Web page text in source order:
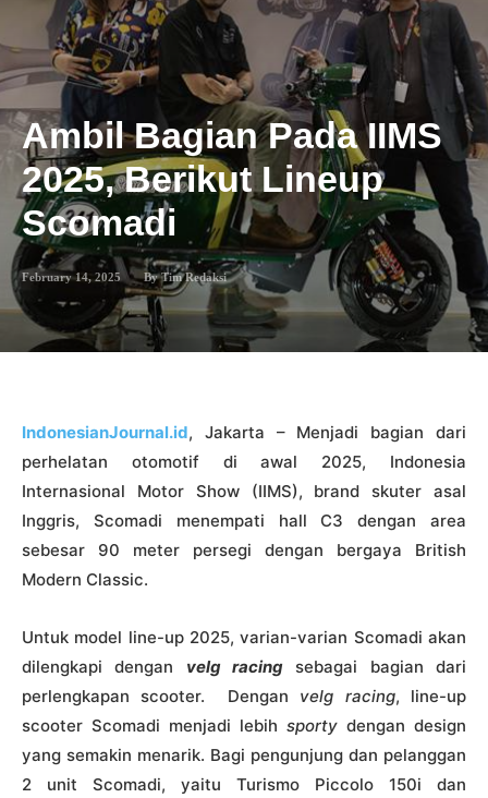
Ambil Bagian Pada IIMS
2025, Berikut Lineup
Scomadi
February 14, 2025 By Tim Redaksi
IndonesianJournal.id, Jakarta – Menjadi bagian dari
perhelatan otomotif di awal 2025, Indonesia
Internasional Motor Show (IIMS), brand skuter asal
Inggris, Scomadi menempati hall C3 dengan area
sebesar 90 meter persegi dengan bergaya British
Modern Classic.
Untuk model line-up 2025, varian-varian Scomadi akan
dilengkapi dengan velg racing sebagai bagian dari
perlengkapan scooter. Dengan velg racing, line-up
scooter Scomadi menjadi lebih sporty dengan design
yang semakin menarik. Bagi pengunjung dan pelanggan
2 unit Scomadi, yaitu Turismo Piccolo 150i dan